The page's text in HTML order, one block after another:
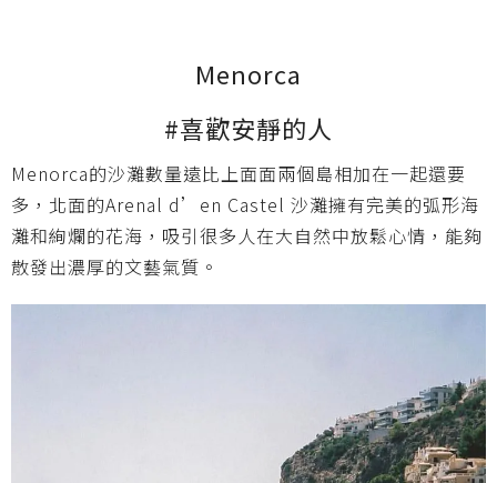
Menorca
#喜歡安靜的人
Menorca的沙灘數量遠比上面面兩個島相加在一起還要
多，北面的Arenal d’en Castel 沙灘擁有完美的弧形海
灘和絢爛的花海，吸引很多人在大自然中放鬆心情，能夠
散發出濃厚的文藝氣質。